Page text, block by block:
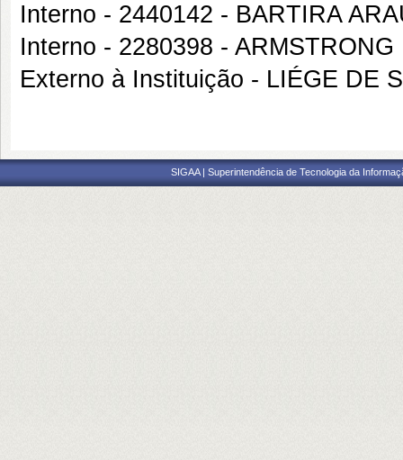
Interno - 2440142 - BARTIRA
Interno - 2280398 -
Externo à Instituição - LIÉGE DE
SIGAA | Superintendência de Tecnologia da